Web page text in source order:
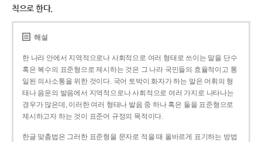
칙으로 한다.
해설
한 나라 안에서 지역적으로나 사회적으로 여러 형태로 쓰이는 말을 단수
혹은 복수의 표준형으로 제시하는 것은 그 나라 국민들의 효율적이고 통
일된 의사소통을 위한 것이다. 국어 토박이 화자가 하는 말은 어휘의 형
태나 음운의 발음에서 지역적으로나 사회적으로 여러 가지로 나타나는
경우가 많은데, 이러한 여러 형태나 발음 중 하나 혹은 둘을 표준형으로
제시하고자 하는 것이 표준어 규정의 목적이다.
한글 맞춤법은 그러한 표준형을 문자로 적을 때 올바르게 표기하는 방법